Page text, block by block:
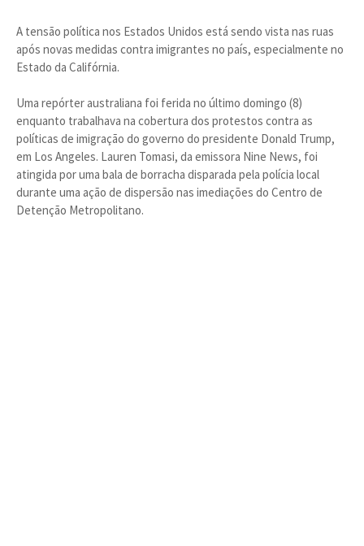
A tensão política nos Estados Unidos está sendo vista nas ruas
após novas medidas contra imigrantes no país, especialmente no
Estado da Califórnia.
Uma repórter australiana foi ferida no último domingo (8)
enquanto trabalhava na cobertura dos protestos contra as
políticas de imigração do governo do presidente Donald Trump,
em Los Angeles. Lauren Tomasi, da emissora Nine News, foi
atingida por uma bala de borracha disparada pela polícia local
durante uma ação de dispersão nas imediações do Centro de
Detenção Metropolitano.